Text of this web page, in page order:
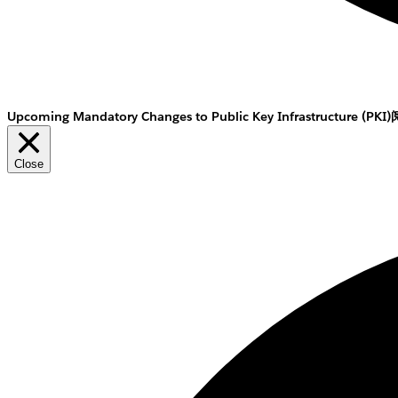
Upcoming Mandatory Changes to Public Key Infrastructure (PKI)
Close